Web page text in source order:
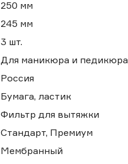
250 мм
245 мм
3 шт.
Для маникюра и педикюра
Россия
Бумага, ластик
Фильтр для вытяжки
Стандарт, Премиум
Мембранный